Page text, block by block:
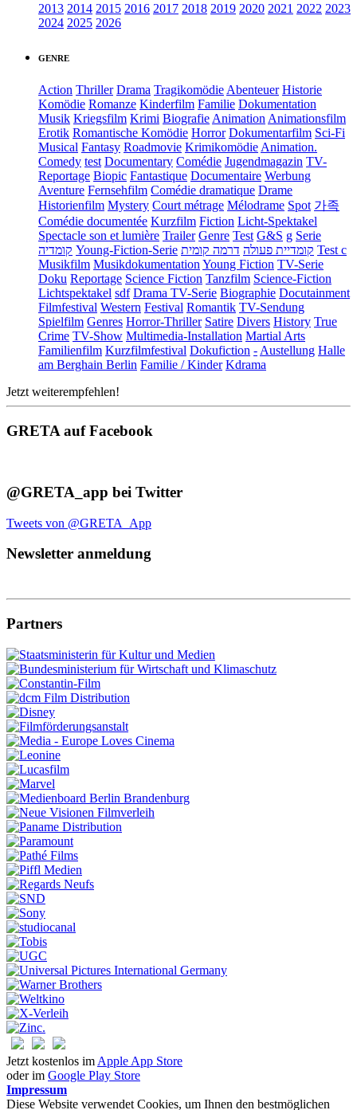
2013 2014 2015 2016 2017 2018 2019 2020 2021 2022 2023
2024 2025 2026
GENRE
Action Thriller Drama Tragikomödie Abenteuer Historie
Komödie Romanze Kinderfilm Familie Dokumentation
Musik Kriegsfilm Krimi Biografie Animation Animationsfilm
Erotik Romantische Komödie Horror Dokumentarfilm Sci-Fi
Musical Fantasy Roadmovie Krimikomödie Animation.
Comedy test Documentary Comédie Jugendmagazin TV-
Reportage Biopic Fantastique Documentaire Werbung
Aventure Fernsehfilm Comédie dramatique Drame
Historienfilm Mystery Court métrage Mélodrame Spot 가족
Comédie documentée Kurzfilm Fiction Licht-Spektakel
Spectacle son et lumière Trailer Genre Test G&S g Serie
קומדיה Young-Fiction-Serie קומדיית פעולה דרמה קומית
Test c
Musikfilm Musikdokumentation Young Fiction TV-Serie
Doku Reportage Science Fiction Tanzfilm Science-Fiction
Lichtspektakel sdf Drama TV-Serie Biographie Docutainment
Filmfestival Western Festival Romantik TV-Sendung
Spielfilm Genres Horror-Thriller Satire Divers History True
Crime TV-Show Multimedia-Installation Martial Arts
Familienfilm Kurzfilmfestival Dokufiction - Austellung Halle
am Berghain Berlin Familie / Kinder Kdrama
Jetzt weiterempfehlen!
GRETA auf Facebook
@GRETA_app bei Twitter
Tweets von @GRETA_App
Newsletter anmeldung
Partners
Jetzt kostenlos im Apple App Store
oder im Google Play Store
Impressum
Diese Website verwendet Cookies, um Ihnen den bestmöglichen